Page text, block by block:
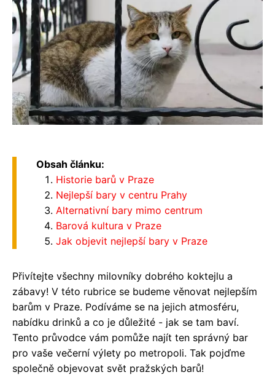
Obsah článku:
Historie barů v Praze
Nejlepší bary v centru Prahy
Alternativní bary mimo centrum
Barová kultura v Praze
Jak objevit nejlepší bary v Praze
Přivítejte všechny milovníky dobrého koktejlu a
zábavy! V této rubrice se budeme věnovat nejlepším
barům v Praze. Podíváme se na jejich atmosféru,
nabídku drinků a co je důležité - jak se tam baví.
Tento průvodce vám pomůže najít ten správný bar
pro vaše večerní výlety po metropoli. Tak pojďme
společně objevovat svět pražských barů!